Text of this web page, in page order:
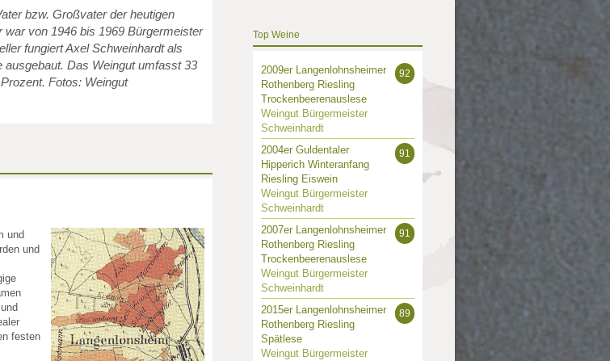
bzw. Großvater der heutigen
von 1946 bis 1969 Bürgermeister
fungiert Axel Schweinhardt als
Das Weingut umfasst 33
Fotos: Weingut
und
und
festen
Top Weine
92
2009er Langenlohnsheimer
Rothenberg Riesling
Trockenbeerenauslese
Weingut Bürgermeister
Schweinhardt
91
2004er Guldentaler
Hipperich Winteranfang
Riesling Eiswein
Weingut Bürgermeister
Schweinhardt
91
2007er Langenlohnsheimer
Rothenberg Riesling
Trockenbeerenauslese
Weingut Bürgermeister
Schweinhardt
89
2015er Langenlohnsheimer
Rothenberg Riesling
Spätlese
Weingut Bürgermeister